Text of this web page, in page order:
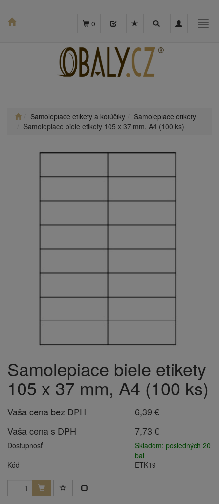
Toggle
Toggle
0
Samolepiace etikety a kotúčiky
Samolepiace etikety
Samolepiace biele etikety 105 x 37 mm, A4 (100 ks)
Samolepiace biele etikety
105 x 37 mm, A4 (100 ks)
Vaša cena bez DPH
6,39 €
Vaša cena s DPH
7,73 €
Dostupnosť
Skladom: posledných 20
bal
Kód
ETK19